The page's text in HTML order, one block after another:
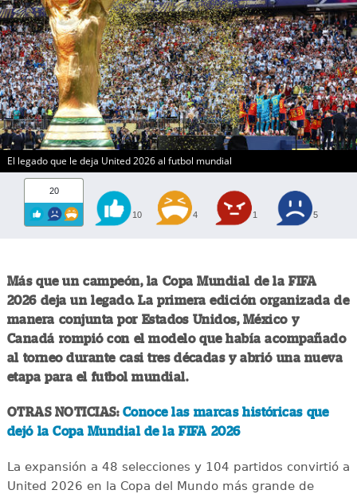
El legado que le deja United 2026 al futbol mundial
20
10 4 1 5
Más que un campeón, la Copa Mundial de la FIFA
2026 deja un legado. La primera edición organizada de
manera conjunta por Estados Unidos, México y
Canadá rompió con el modelo que había acompañado
al torneo durante casi tres décadas y abrió una nueva
etapa para el futbol mundial.
OTRAS NOTICIAS: Conoce las marcas históricas que
dejó la Copa Mundial de la FIFA 2026
La expansión a 48 selecciones y 104 partidos convirtió a
United 2026 en la Copa del Mundo más grande de